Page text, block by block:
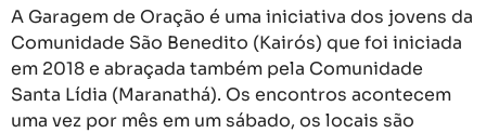
A Garagem de Oração é uma iniciativa dos jovens da
Comunidade São Benedito (Kairós) que foi iniciada
em 2018 e abraçada também pela Comunidade
Santa Lídia (Maranathá). Os encontros acontecem
uma vez por mês em um sábado, os locais são